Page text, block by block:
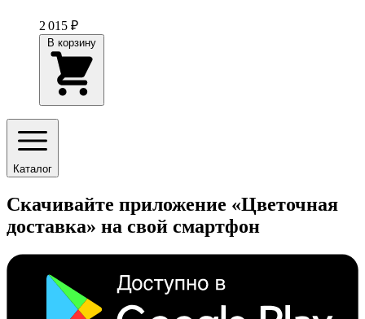
2 015 ₽
Каталог
Скачивайте приложение «Цветочная
доставка» на свой смартфон